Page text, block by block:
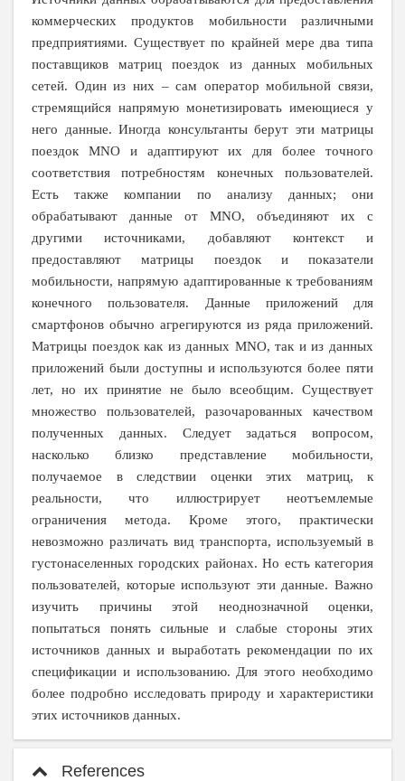
коммерческих продуктов мобильности различными
предприятиями. Существует по крайней мере два типа
поставщиков матриц поездок из данных мобильных
сетей. Один из них – сам оператор мобильной связи,
стремящийся напрямую монетизировать имеющиеся у
него данные. Иногда консультанты берут эти матрицы
поездок MNO и адаптируют их для более точного
соответствия потребностям конечных пользователей.
Есть также компании по анализу данных; они
обрабатывают данные от MNO, объединяют их с
другими источниками, добавляют контекст и
предоставляют матрицы поездок и показатели
мобильности, напрямую адаптированные к требованиям
конечного пользователя. Данные приложений для
смартфонов обычно агрегируются из ряда приложений.
Матрицы поездок как из данных MNO, так и из данных
приложений были доступны и используются более пяти
лет, но их принятие не было всеобщим. Существует
множество пользователей, разочарованных качеством
полученных данных. Следует задаться вопросом,
насколько близко представление мобильности,
получаемое в следствии оценки этих матриц, к
реальности, что иллюстрирует неотъемлемые
ограничения метода. Кроме этого, практически
невозможно различать вид транспорта, используемый в
густонаселенных городских районах. Но есть категория
пользователей, которые используют эти данные. Важно
изучить причины этой неоднозначной оценки,
попытаться понять сильные и слабые стороны этих
источников данных и выработать рекомендации по их
спецификации и использованию. Для этого необходимо
более подробно исследовать природу и характеристики
этих источников данных.
References